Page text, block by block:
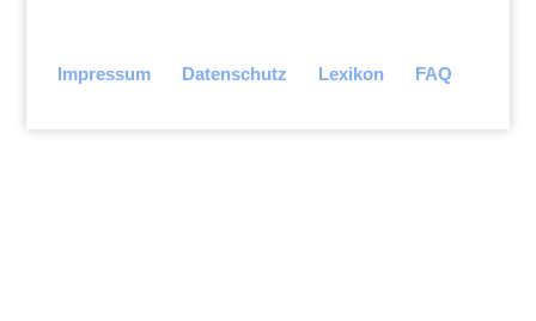
Impressum Datenschutz Lexikon FAQ